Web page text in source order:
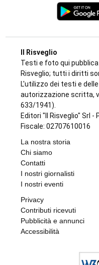
Il Risveglio
Testi e foto qui
Risveglio; tutti i diritti
L'utilizzo dei testi e
autorizzazione scritta,
633/1941).
Editori "Il Risveglio" Srl -
Fiscale: 02707610016
La nostra storia
Chi siamo
Contatti
I nostri giornalisti
I nostri eventi
Privacy
Contributi ricevuti
Pubblicità e annunci
Accessibilità